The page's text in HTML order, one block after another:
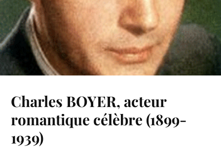
Charles BOYER, acteur
romantique célèbre (1899-
1939)